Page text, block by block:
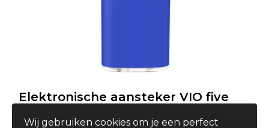
Elektronische aansteker VIO five
HC, navulbaar
Wij gebruiken cookies om je een perfect